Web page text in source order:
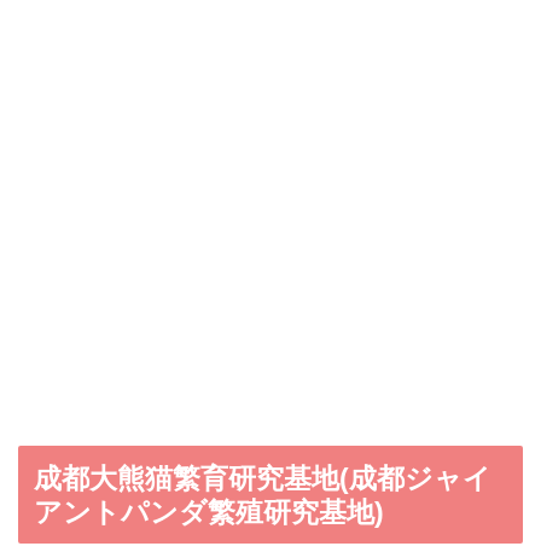
成都大熊猫繁育研究基地(成都ジャイ
アントパンダ繁殖研究基地)